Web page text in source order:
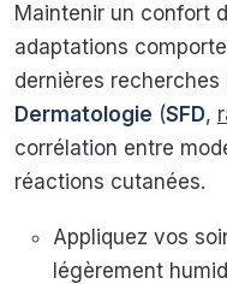
Maintenir un confort
adaptations
dernières recherches
Dermatologie (SFD,
corrélation entre
réactions cutanées.
Appliquez vos
légèrement